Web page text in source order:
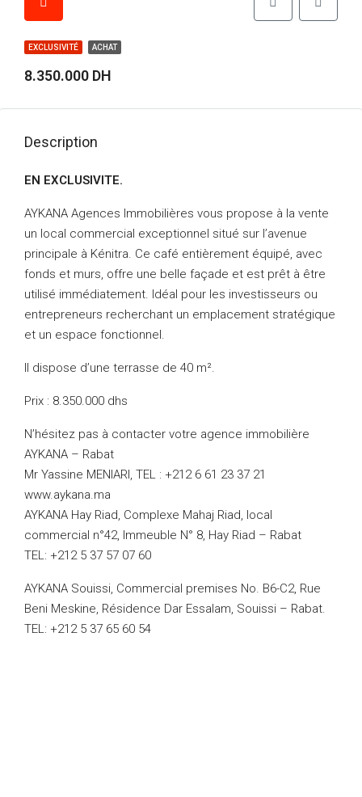
EXCLUSIVITÉ ACHAT
8.350.000 DH
Description
EN EXCLUSIVITE.
AYKANA Agences Immobilières vous propose à la vente
un local commercial exceptionnel situé sur l’avenue
principale à Kénitra. Ce café entièrement équipé, avec
fonds et murs, offre une belle façade et est prêt à être
utilisé immédiatement. Idéal pour les investisseurs ou
entrepreneurs recherchant un emplacement stratégique
et un espace fonctionnel.
Il dispose d’une terrasse de 40 m².
Prix : 8.350.000 dhs
N’hésitez pas à contacter votre agence immobilière
AYKANA – Rabat
Mr Yassine MENIARI, TEL : +212 6 61 23 37 21
www.aykana.ma
AYKANA Hay Riad, Complexe Mahaj Riad, local
commercial n°42, Immeuble N° 8, Hay Riad – Rabat
TEL: +212 5 37 57 07 60
AYKANA Souissi, Commercial premises No. B6-C2, Rue
Beni Meskine, Résidence Dar Essalam, Souissi – Rabat.
TEL: +212 5 37 65 60 54